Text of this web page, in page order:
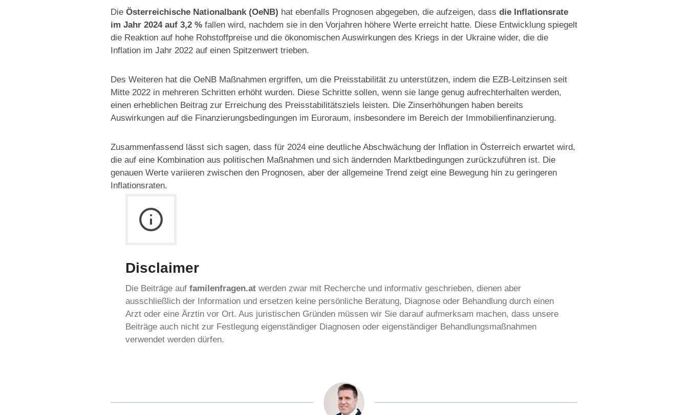
Die Österreichische Nationalbank (OeNB) hat ebenfalls Prognosen abgegeben, die aufzeigen, dass die Inflationsrate
im Jahr 2024 auf 3,2 % fallen wird, nachdem sie in den Vorjahren höhere Werte erreicht hatte. Diese Entwicklung spiegelt
die Reaktion auf hohe Rohstoffpreise und die ökonomischen Auswirkungen des Kriegs in der Ukraine wider, die die
Inflation im Jahr 2022 auf einen Spitzenwert trieben​​.
Des Weiteren hat die OeNB Maßnahmen ergriffen, um die Preisstabilität zu unterstützen, indem die EZB-Leitzinsen seit
Mitte 2022 in mehreren Schritten erhöht wurden. Diese Schritte sollen, wenn sie lange genug aufrechterhalten werden,
einen erheblichen Beitrag zur Erreichung des Preisstabilitätsziels leisten. Die Zinserhöhungen haben bereits
Auswirkungen auf die Finanzierungsbedingungen im Euroraum, insbesondere im Bereich der Immobilienfinanzierung​​.
Zusammenfassend lässt sich sagen, dass für 2024 eine deutliche Abschwächung der Inflation in Österreich erwartet wird,
die auf eine Kombination aus politischen Maßnahmen und sich ändernden Marktbedingungen zurückzuführen ist. Die
genauen Werte variieren zwischen den Prognosen, aber der allgemeine Trend zeigt eine Bewegung hin zu geringeren
Inflationsraten.
Disclaimer
Die Beiträge auf familenfragen.at werden zwar mit Recherche und informativ geschrieben, dienen aber
ausschließlich der Information und ersetzen keine persönliche Beratung, Diagnose oder Behandlung durch einen
Arzt oder eine Ärztin vor Ort. Aus juristischen Gründen müssen wir Sie darauf aufmerksam machen, dass unsere
Beiträge auch nicht zur Festlegung eigenständiger Diagnosen oder eigenständiger Behandlungsmaßnahmen
verwendet werden dürfen.